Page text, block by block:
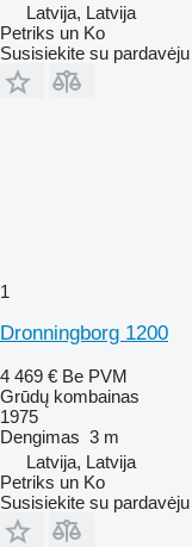
Latvija, Latvija
Petriks un Ko
Susisiekite su pardavėju
1
Dronningborg 1200
4 469 € Be PVM
Grūdų kombainas
1975
Dengimas 3 m
Latvija, Latvija
Petriks un Ko
Susisiekite su pardavėju